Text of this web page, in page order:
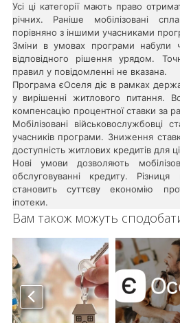
Усі ці категорії мають право
річних. Раніше мобілізовані
порівняно з іншими учасниками
Зміни в умовах програми набули
відповідного рішення урядом.
правил у повідомленні не вказана.
Програма єОселя діє в рамках
у вирішенні житлового питання.
компенсацію процентної ставки за
Мобілізовані військовослужбовці
учасників програми. Зниження
доступність житлових кредитів для
Нові умови дозволяють
обслуговуванні кредиту.
становить суттєву економію
іпотеки.
Вам також можуть